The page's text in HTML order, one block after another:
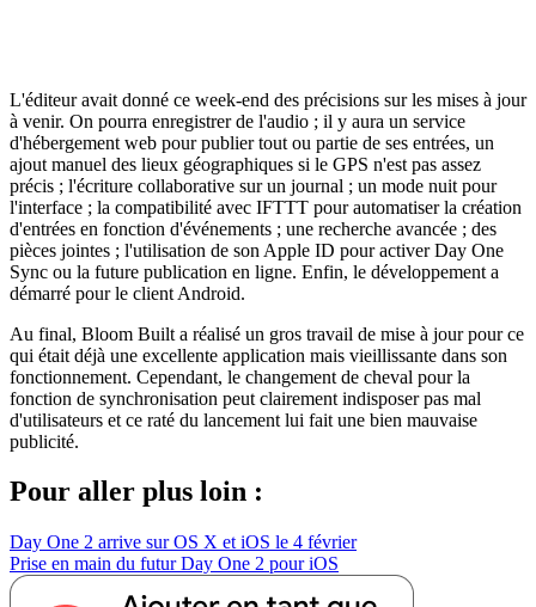
L'éditeur avait donné ce week-end des précisions sur les mises à jour
à venir. On pourra enregistrer de l'audio ; il y aura un service
d'hébergement web pour publier tout ou partie de ses entrées, un
ajout manuel des lieux géographiques si le GPS n'est pas assez
précis ; l'écriture collaborative sur un journal ; un mode nuit pour
l'interface ; la compatibilité avec IFTTT pour automatiser la création
d'entrées en fonction d'événements ; une recherche avancée ; des
pièces jointes ; l'utilisation de son Apple ID pour activer Day One
Sync ou la future publication en ligne. Enfin, le développement a
démarré pour le client Android.
Au final, Bloom Built a réalisé un gros travail de mise à jour pour ce
qui était déjà une excellente application mais vieillissante dans son
fonctionnement. Cependant, le changement de cheval pour la
fonction de synchronisation peut clairement indisposer pas mal
d'utilisateurs et ce raté du lancement lui fait une bien mauvaise
publicité.
Pour aller plus loin :
Day One 2 arrive sur OS X et iOS le 4 février
Prise en main du futur Day One 2 pour iOS